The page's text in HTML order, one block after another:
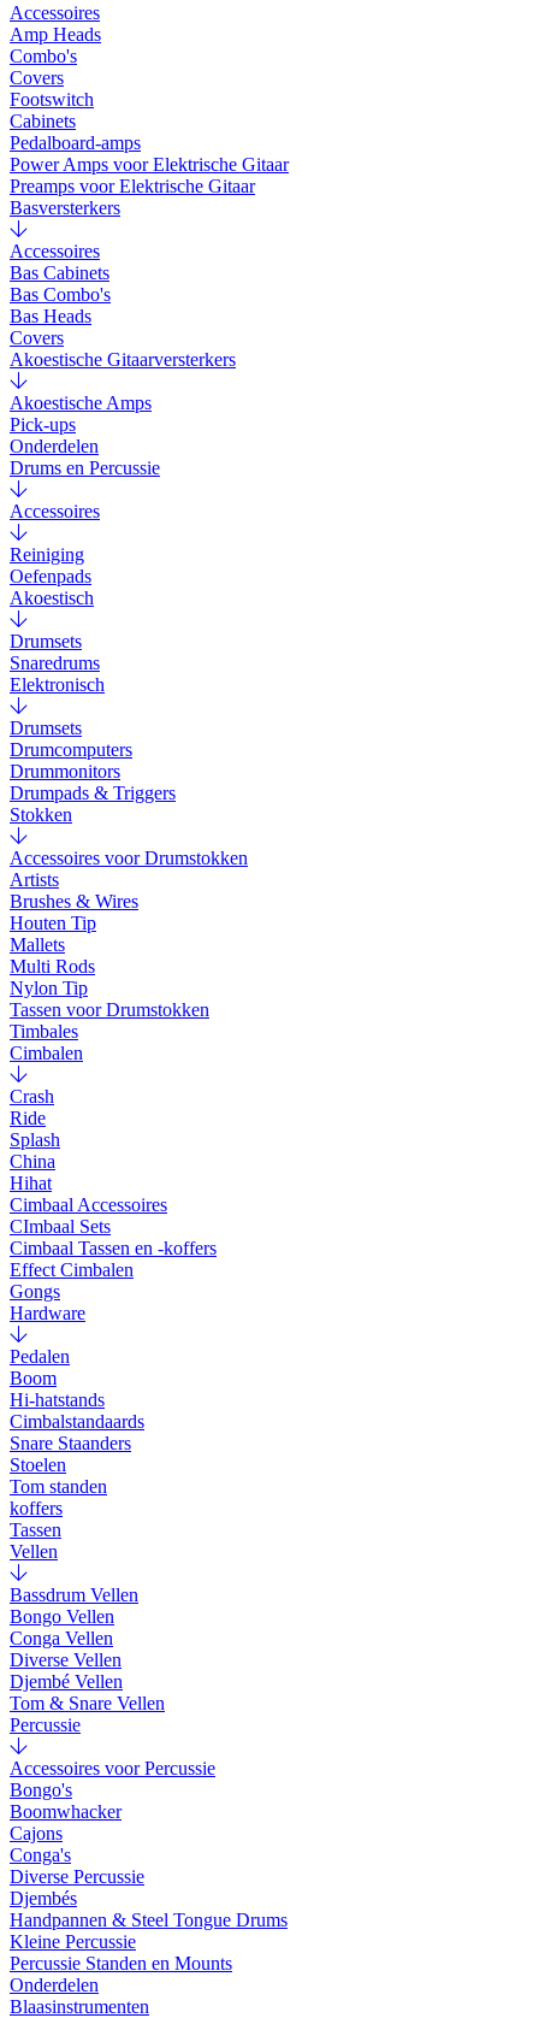
Accessoires
Amp Heads
Combo's
Covers
Footswitch
Cabinets
Pedalboard-amps
Power Amps voor Elektrische Gitaar
Preamps voor Elektrische Gitaar
Basversterkers
Accessoires
Bas Cabinets
Bas Combo's
Bas Heads
Covers
Akoestische Gitaarversterkers
Akoestische Amps
Pick-ups
Onderdelen
Drums en Percussie
Accessoires
Reiniging
Oefenpads
Akoestisch
Drumsets
Snaredrums
Elektronisch
Drumsets
Drumcomputers
Drummonitors
Drumpads & Triggers
Stokken
Accessoires voor Drumstokken
Artists
Brushes & Wires
Houten Tip
Mallets
Multi Rods
Nylon Tip
Tassen voor Drumstokken
Timbales
Cimbalen
Crash
Ride
Splash
China
Hihat
Cimbaal Accessoires
CImbaal Sets
Cimbaal Tassen en -koffers
Effect Cimbalen
Gongs
Hardware
Pedalen
Boom
Hi-hatstands
Cimbalstandaards
Snare Staanders
Stoelen
Tom standen
koffers
Tassen
Vellen
Bassdrum Vellen
Bongo Vellen
Conga Vellen
Diverse Vellen
Djembé Vellen
Tom & Snare Vellen
Percussie
Accessoires voor Percussie
Bongo's
Boomwhacker
Cajons
Conga's
Diverse Percussie
Djembés
Handpannen & Steel Tongue Drums
Kleine Percussie
Percussie Standen en Mounts
Onderdelen
Blaasinstrumenten